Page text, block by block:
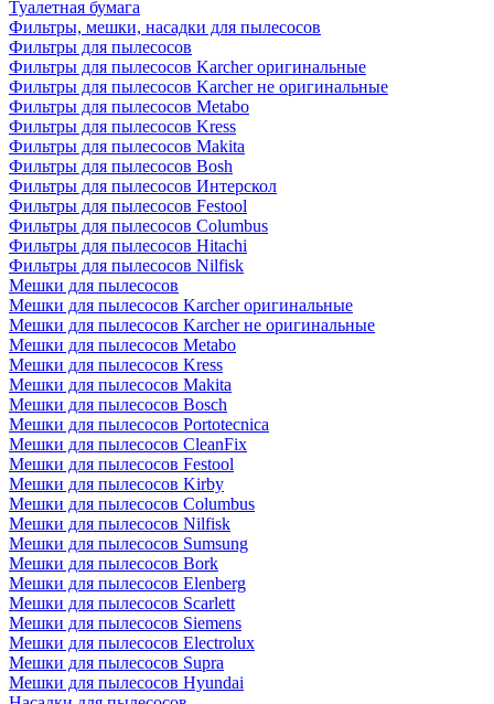
Туалетная бумага
Фильтры, мешки, насадки для пылесосов
Фильтры для пылесосов
Фильтры для пылесосов Karcher оригинальные
Фильтры для пылесосов Karcher не оригинальные
Фильтры для пылесосов Metabo
Фильтры для пылесосов Kress
Фильтры для пылесосов Makita
Фильтры для пылесосов Bosh
Фильтры для пылесосов Интерскол
Фильтры для пылесосов Festool
Фильтры для пылесосов Columbus
Фильтры для пылесосов Hitachi
Фильтры для пылесосов Nilfisk
Мешки для пылесосов
Мешки для пылесосов Karcher оригинальные
Мешки для пылесосов Karcher не оригинальные
Мешки для пылесосов Metabo
Мешки для пылесосов Kress
Мешки для пылесосов Makita
Мешки для пылесосов Bosch
Мешки для пылесосов Portotecnica
Мешки для пылесосов CleanFix
Мешки для пылесосов Festool
Мешки для пылесосов Kirby
Мешки для пылесосов Columbus
Мешки для пылесосов Nilfisk
Мешки для пылесосов Sumsung
Мешки для пылесосов Bork
Мешки для пылесосов Elenberg
Мешки для пылесосов Scarlett
Мешки для пылесосов Siemens
Мешки для пылесосов Electrolux
Мешки для пылесосов Supra
Мешки для пылесосов Hyundai